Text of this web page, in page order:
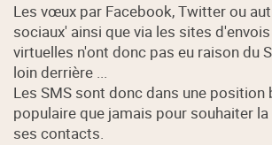
Les vœux par Facebook, Twitter ou
sociaux' ainsi que via les sites
virtuelles n'ont donc pas eu raison du
loin derrière ...
Les SMS sont donc dans une position
populaire que jamais pour souhaiter la
ses contacts.